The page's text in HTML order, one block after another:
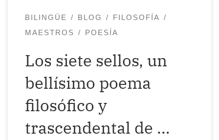
BILINGÜE BLOG
FILOSOFÍA
MAESTROS
POESÍA
Los siete sellos, un
bellísimo poema
filosófico y
trascendental de …